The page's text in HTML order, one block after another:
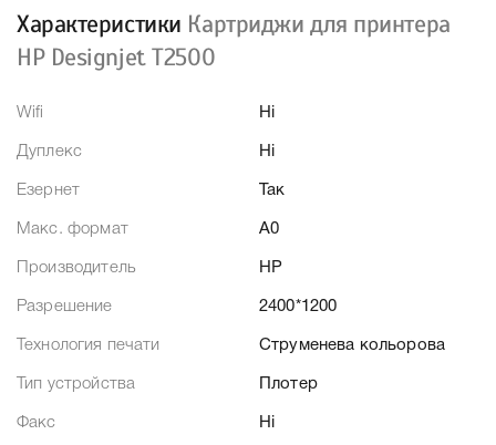
Характеристики Картриджи для принтера
HP Designjet T2500
Wifi Ні
Дуплекс Ні
Езернет Так
Макс. формат А0
Производитель HP
Разрешение 2400*1200
Технология печати Струменева кольорова
Тип устройства Плотер
Факс Ні